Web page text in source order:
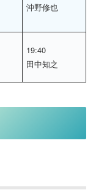
沖野修也
19:40
田中知之